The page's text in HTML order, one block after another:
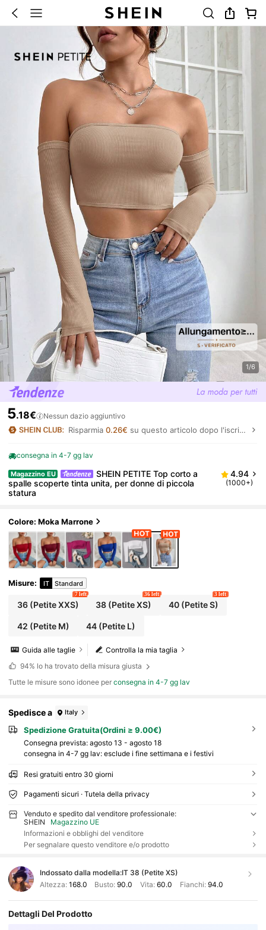
1/6
5.18€ Nessun dazio aggiuntivo
Risparmia0.26€ su questo articolo dopo l'iscrizione.
consegna in 4-7 gg lav
Magazzino EU
SHEIN PETITE Top corto a
spalle scoperte tinta unita, per donne di piccola
statura
4.94
(1000+)
Colore: Moka Marrone
Misure: IT Standard
36(Petite XXS)
7 left
38 (Petite XS)
36 left
40(Petite S)
3 left
42 (Petite M) 44 (Petite L)
Controlla la mia taglia
Guida alle taglie
94% lo ha trovato della misura giusta
Tutte le misure sono idonee perconsegna in 4-7 gg lav
Spedisce a Italy
Spedizione Gratuita(Ordini ≥ 9.00€)
Consegna prevista: agosto 13 - agosto 18
consegna in 4-7 gg lav: esclude i fine settimana e i festivi
Resi gratuiti entro 30 giorni
Pagamenti sicuri · Tutela della privacy
Venduto e spedito dal venditore professionale:
SHEIN
Magazzino UE
Informazioni e obblighi del venditore
Per segnalare questo venditore e/o prodotto
Indossato dalla modella:IT 38 (Petite XS)
Altezza: 168.0 Busto:90.0 Vita: 60.0 Fianchi: 94.0
Dettagli Del Prodotto